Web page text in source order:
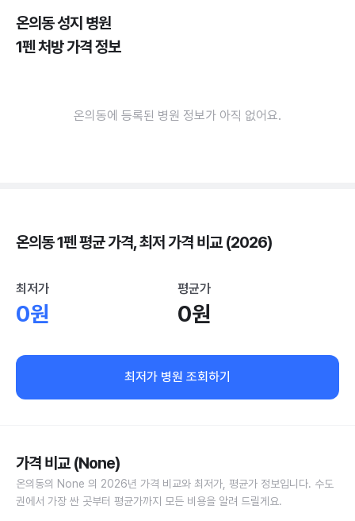
온의동 성지 병원
1펜 처방 가격 정보
온의동에 등록된 병원 정보가 아직 없어요.
온의동 1펜 평균 가격, 최저 가격 비교 (2026)
최저가
0원
평균가
0원
최저가 병원 조회하기
가격 비교 (None)
온의동의 None 의 2026년 가격 비교와 최저가, 평균가 정보입니다. 수도
권에서 가장 싼 곳부터 평균가까지 모든 비용을 알려 드릴게요.